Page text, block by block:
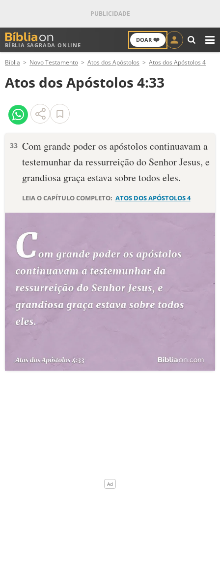
BÍBLIA SAGRADA ONLINE
DOAR ❤️
ANTIGO TESTAMENTO
NOVO TESTAMENTO
VERSÍCULOS
PALAVRA DO DIA
DEVOCIONAL DIÁRIO
10 MANDAMENTOS
ESTUDOS BÍBLICOS
ESBOÇOS DE PREGAÇÃO
TEMAS
TERMO BÍBLICO JOGOS
Bíblia Novo Testamento Atos dos Apóstolos Atos dos Apóstolos 4
Atos dos Apóstolos 4:33
33 Com grande poder os apóstolos continuavam a
testemunhar da ressurreição do Senhor Jesus, e
grandiosa graça estava sobre todos eles.
LEIA O CAPÍTULO COMPLETO: ATOS DOS APÓSTOLOS 4